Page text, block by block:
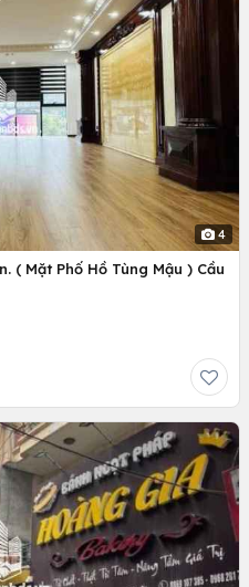
4
( Mặt Phố Hồ Tùng Mậu ) Cầu